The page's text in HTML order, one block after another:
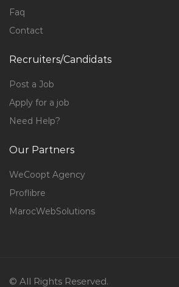
Faq
Contact
Recruiters/Candidats
Post a Job
Apply for a job
Need Help?
Our Partners
WeCoopt Agency
Proflibre
MarocWebSolutions
© All Rights Reserved.